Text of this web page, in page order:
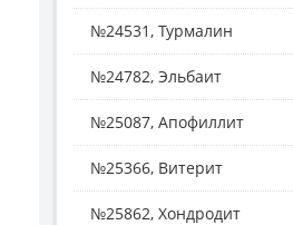
№24531, Турмалин
№24782, Эльбаит
№25087, Апофиллит
№25366, Витерит
№25862, Хондродит